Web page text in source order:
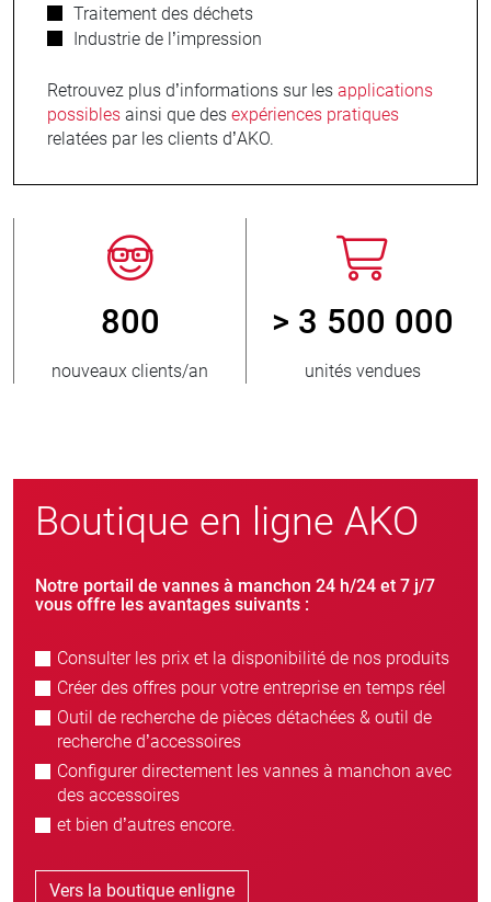
Traitement des déchets
Industrie de l’impression
Retrouvez plus d’informations sur les applications
possibles ainsi que des expériences pratiques
relatées par les clients d’AKO.
800
nouveaux clients/an
> 3 500 000
unités vendues
Boutique en ligne AKO
Notre portail de vannes à manchon 24 h/24 et 7 j/7
vous offre les avantages suivants :
Consulter les prix et la disponibilité de nos produits
Créer des offres pour votre entreprise en temps réel
Outil de recherche de pièces détachées & outil de
recherche d’accessoires
Configurer directement les vannes à manchon avec
des accessoires
et bien d’autres encore.
Vers la boutique enligne